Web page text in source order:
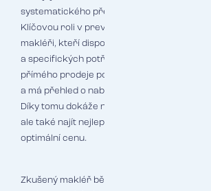
systematického přehledu o všech aktivech
Klíčovou roli v prevenci podpojištění hrají
makléři, kteří disponují hlubokými
a specifických potřeb jednotlivých odvětví.
přímého prodeje pojišťoven, makléř
a má přehled o nabídkách všech
Díky tomu dokáže nejen identifikovat rizika
ale také najít nejlepší řešení pojistného
optimální cenu.
Zkušený makléř během pravidelných revizí